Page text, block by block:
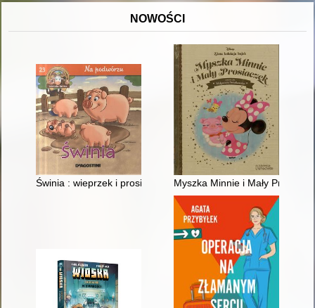
NOWOŚCI
Świnia : wieprzek i prosię Myszka Minnie i Mały